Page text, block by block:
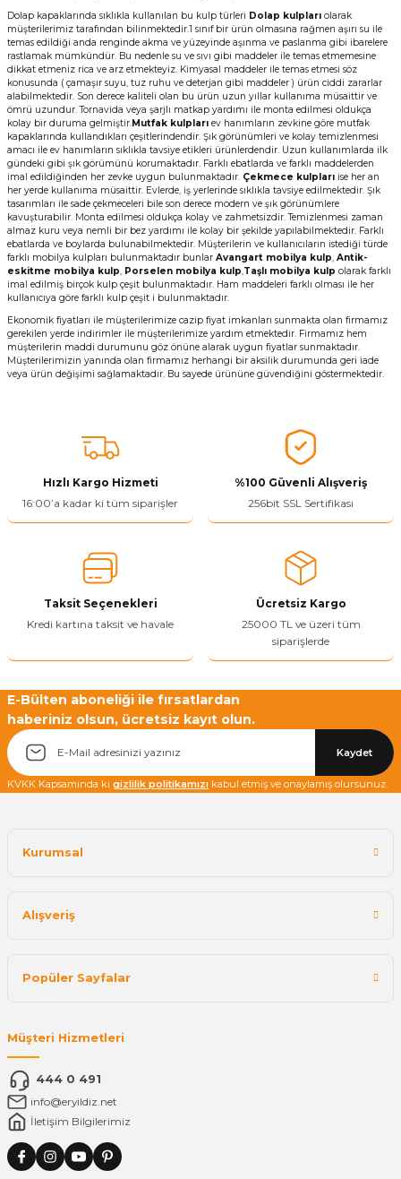
Dolap kapaklarında sıklıkla kullanılan bu kulp türleri Dolap kulpları olarak
müşterilerimiz tarafından bilinmektedir.1 sınıf bir ürün olmasına rağmen aşırı su ile
temas edildiği anda renginde akma ve yüzeyinde aşınma ve paslanma gibi ibarelere
rastlamak mümkündür. Bu nedenle su ve sıvı gibi maddeler ile temas etmemesine
dikkat etmeniz rica ve arz etmekteyiz. Kimyasal maddeler ile temas etmesi söz
konusunda ( çamaşır suyu, tuz ruhu ve deterjan gibi maddeler ) ürün ciddi zararlar
alabilmektedir. Son derece kaliteli olan bu ürün uzun yıllar kullanıma müsaittir ve
ömrü uzundur. Tornavida veya şarjlı matkap yardımı ile monta edilmesi oldukça
kolay bir duruma gelmiştir.Mutfak kulpları ev hanımların zevkine göre mutfak
kapaklarında kullandıkları çeşitlerindendir. Şık görünümleri ve kolay temizlenmesi
amacı ile ev hanımların sıklıkla tavsiye etikleri ürünlerdendir. Uzun kullanımlarda ilk
gündeki gibi şık görümünü korumaktadır. Farklı ebatlarda ve farklı maddelerden
imal edildiğinden her zevke uygun bulunmaktadır. Çekmece kulpları ise her an
her yerde kullanıma müsaittir. Evlerde, iş yerlerinde sıklıkla tavsiye edilmektedir. Şık
tasarımları ile sade çekmeceleri bile son derece modern ve şık görünümlere
kavuşturabilir. Monta edilmesi oldukça kolay ve zahmetsizdir. Temizlenmesi zaman
almaz kuru veya nemli bir bez yardımı ile kolay bir şekilde yapılabilmektedir. Farklı
ebatlarda ve boylarda bulunabilmektedir. Müşterilerin ve kullanıcıların istediği türde
farklı mobilya kulpları bulunmaktadır bunlar Avangart mobilya kulp, Antik-
eskitme mobilya kulp, Porselen mobilya kulp,Taşlı mobilya kulp olarak farklı
imal edilmiş birçok kulp çeşit bulunmaktadır. Ham maddeleri farklı olması ile her
kullanıcıya göre farklı kulp çeşit i bulunmaktadır.
Ekonomik fiyatları ile müşterilerimize cazip fiyat imkanları sunmakta olan firmamız
gerekilen yerde indirimler ile müşterilerimize yardım etmektedir. Firmamız hem
müşterilerin maddi durumunu göz önüne alarak uygun fiyatlar sunmaktadır.
Müşterilerimizin yanında olan firmamız herhangi bir aksilik durumunda geri iade
veya ürün değişimi sağlamaktadır. Bu sayede ürününe güvendiğini göstermektedir.
Hızlı Kargo Hizmeti
16:00’a kadar ki tüm siparişler
%100 Güvenli Alışveriş
256bit SSL Sertifikası
Taksit Seçenekleri
Kredi kartına taksit ve havale
Ücretsiz Kargo
25000 TL ve üzeri tüm
siparişlerde
E-Bülten aboneliği ile fırsatlardan
haberiniz olsun, ücretsiz kayıt olun.
Kaydet
KVKK Kapsamında ki gizlilik politikamızı kabul etmiş ve onaylamış olursunuz.
Kurumsal
Alışveriş
Popüler Sayfalar
Müşteri Hizmetleri
444 0 491
info@eryildiz.net
İletişim Bilgilerimiz